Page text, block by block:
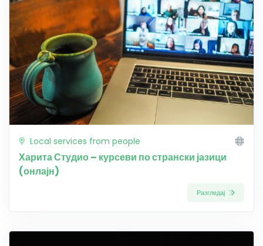
Local services from people
Харита Студио – курсеви по странски јазици
(онлајн)
Разгледај